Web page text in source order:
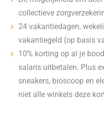
collectieve
24 vakantiedagen,
vakantiegeld (op basis
10% korting op al je
salaris uitbetalen. Plus
sneakers, bioscoop en
niet alle winkels deze